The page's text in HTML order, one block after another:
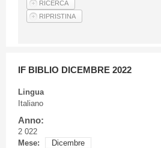
Articoli
IF BIBLIO DICEMBRE 2022
Lingua
Italiano
Anno:
2 022
Mese:
Dicembre